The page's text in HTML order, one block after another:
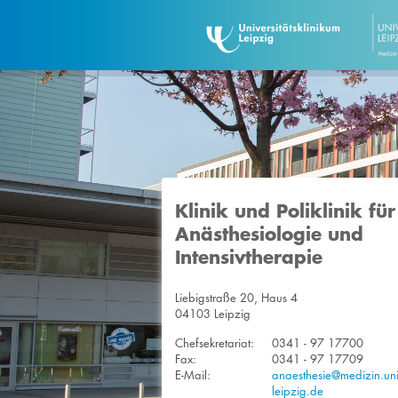
Klinik und Poliklinik für
Anästhesiologie und
Intensivtherapie
Liebigstraße 20, Haus 4
04103 Leipzig
Chefsekretariat:
0341 - 97 17700
Fax:
0341 - 97 17709
E-Mail:
leipzig.de